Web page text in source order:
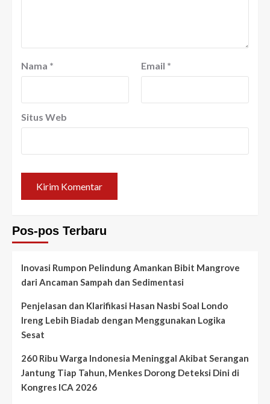
Nama * Email *
Situs Web
Pos-pos Terbaru
Inovasi Rumpon Pelindung Amankan Bibit Mangrove
dari Ancaman Sampah dan Sedimentasi
Penjelasan dan Klarifikasi Hasan Nasbi Soal Londo
Ireng Lebih Biadab dengan Menggunakan Logika
Sesat
260 Ribu Warga Indonesia Meninggal Akibat Serangan
Jantung Tiap Tahun, Menkes Dorong Deteksi Dini di
Kongres ICA 2026